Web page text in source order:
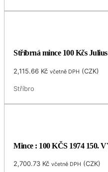
Stříbrná mince 100 Kčs
2,115.66 Kč včetně DPH (CZK)
Stříbro
Mince : 100 KČS 1974
2,700.73 Kč včetně DPH (CZK)